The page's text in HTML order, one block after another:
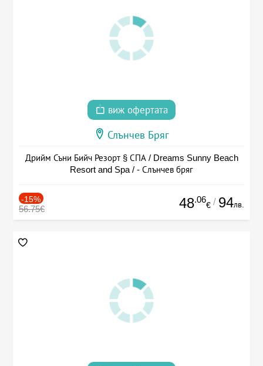
виж офертата
Слънчев Бряг
Дрийм Съни Бийч Резорт § СПА / Dreams Sunny Beach
Resort and Spa / - Слънчев бряг
-15%
56.75€ 48.06
€ / 94лв.